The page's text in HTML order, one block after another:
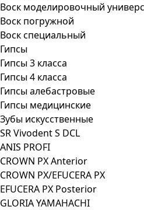
Воск моделировочный
Воск погружной
Воск специальный
Гипсы
Гипсы 3 класса
Гипсы 4 класса
Гипсы алебастровые
Гипсы медицинские
Зубы искусственные
SR Vivodent S DCL
ANIS PROFI
CROWN PX Anterior
CROWN PX/EFUCERA PX
EFUCERA PX Posterior
GLORIA YAMAHACHI